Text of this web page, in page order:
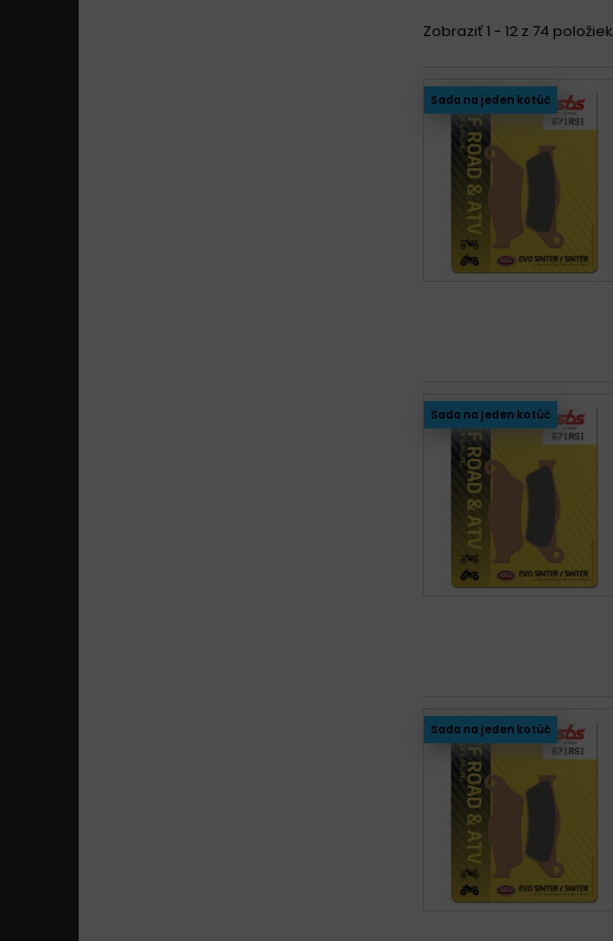
TM 300 MX 2005 -
TM FT 300 2017 - 2019
TM MX 300 2005 - 2019
Zobraziť 1 - 12 z 74 položiek
Sada na jeden kotúč
Sada na jeden kotúč
Sada na jeden kotúč